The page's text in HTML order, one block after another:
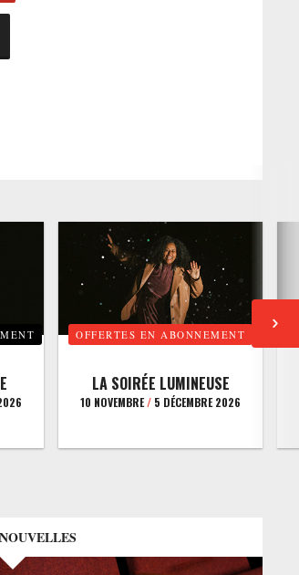
OFFERTES EN ABONNEMENT
LA SOIRÉE LUMINEUSE
10 NOVEMBRE/ 5 DÉCEMBRE 2026
NOUVELLES